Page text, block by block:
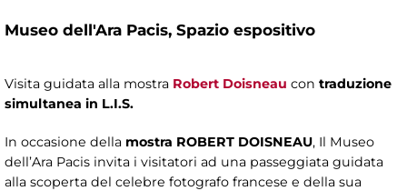
Museo dell'Ara Pacis, Spazio espositivo
Visita guidata alla mostra Robert Doisneau con traduzione
simultanea in L.I.S.
In occasione della mostra ROBERT DOISNEAU, Il Museo
dell’Ara Pacis invita i visitatori ad una passeggiata guidata
alla scoperta del celebre fotografo francese e della sua